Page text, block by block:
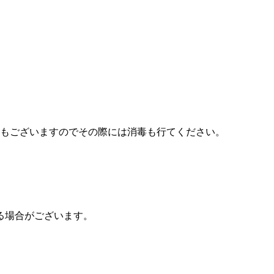
ざいますのでその際には消毒も行てください。
合がございます。